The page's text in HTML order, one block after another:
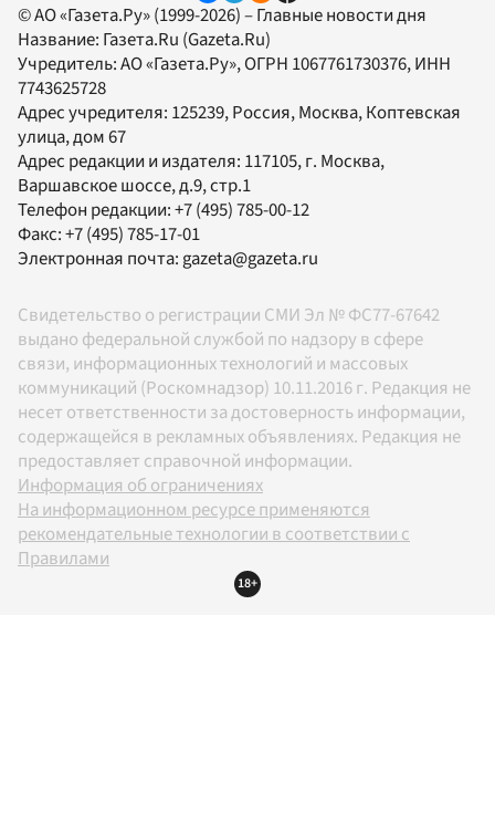
© АО «Газета.Ру» (1999-2026) – Главные новости дня
Название: Газета.Ru (Gazeta.Ru)
Учредитель:АО «Газета.Ру», ОГРН 1067761730376, ИНН
7743625728
Адрес учредителя: 125239, Россия, Москва, Коптевская
улица, дом 67
Адрес редакции и издателя: 117105, г. Москва,
Варшавское шоссе, д.9, стр.1
Телефон редакции:+7 (495) 785-00-12
Факс:+7 (495) 785-17-01
Электронная почта: gazeta@gazeta.ru
Свидетельство о регистрации СМИ Эл № ФС77-67642
выдано федеральной службой по надзору в сфере
связи, информационных технологий и массовых
коммуникаций (Роскомнадзор) 10.11.2016 г. Редакция не
несет ответственности за достоверность информации,
содержащейся в рекламных объявлениях. Редакция не
предоставляет справочной информации.
Информация об ограничениях
На информационном ресурсе применяются
рекомендательные технологии в соответствии с
Правилами
18+